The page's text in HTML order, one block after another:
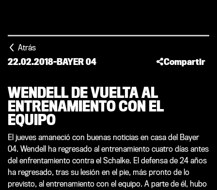
Atrás
22.02.2018-BAYER 04 Compartir
WENDELL DE VUELTA AL
ENTRENAMIENTO CON EL
EQUIPO
El jueves amaneció con buenas noticias en casa del Bayer
04. Wendell ha regresado al entrenamiento cuatro días antes
del enfrentamiento contra el Schalke. El defensa de 24 años
ha regresado, tras su lesión en el pie, más pronto de lo
previsto, al entrenamiento con el equipo. A parte de él, hubo